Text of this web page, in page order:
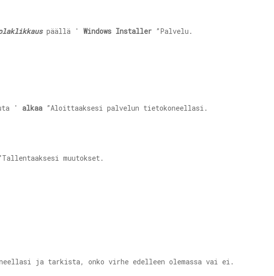
päällä ' Windows Installer ”Palvelu.
' alkaa ”Aloittaaksesi palvelun tietokoneellasi.
muutokset.
ja tarkista, onko virhe edelleen olemassa vai ei.